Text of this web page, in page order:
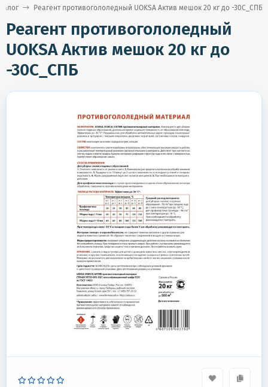
Реагент противогололедный UOKSA Актив мешок 20 кг до -30С_СПБ
Реагент противогололедный
UOKSA Актив мешок 20 кг до
-30С_СПБ